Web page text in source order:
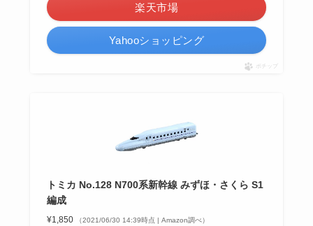
楽天市場
Yahooショッピング
ポチップ
トミカ No.128 N700系新幹線 みずほ・さくら S1
編成
¥1,850 （2021/06/30 14:39時点 | Amazon調べ）